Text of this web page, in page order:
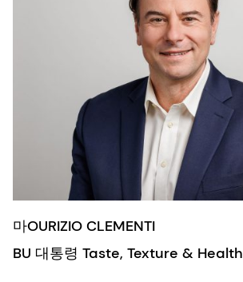
마OURIZIO CLEMENTI
BU 대통령 Taste, Texture & Health